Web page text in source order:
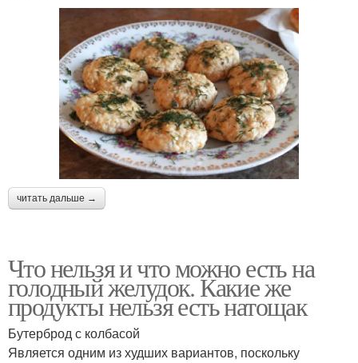
читать дальше →
Что нельзя и что можно есть на
голодный желудок. Какие же
продукты нельзя есть натощак
Бутерброд с колбасой
Является одним из худших вариантов, поскольку